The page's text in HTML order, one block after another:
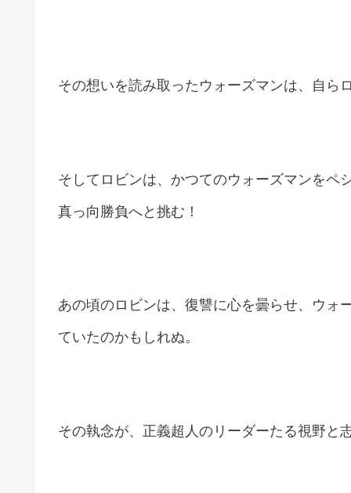
その想いを読み取ったウォーズマンは、自ら
そしてロビンは、かつてのウォーズマンをペ
真っ向勝負へと挑む！
あの頃のロビンは、復讐に心を曇らせ、ウォ
ていたのかもしれぬ。
その執念が、正義超人のリーダーたる視野と